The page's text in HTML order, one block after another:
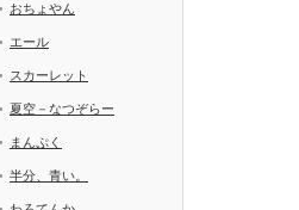
おちょやん
エール
スカーレット
夏空－なつぞらー
まんぷく
半分、青い。